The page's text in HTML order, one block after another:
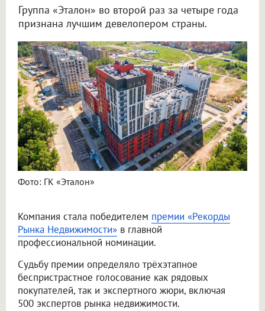
Группа «Эталон» во второй раз за четыре года
признана лучшим девелопером страны.
Фото: ГК «Эталон»
Компания стала победителем премии «Рекорды
Рынка Недвижимости» в главной
профессиональной номинации.
Судьбу премии определяло трёхэтапное
беспристрастное голосование как рядовых
покупателей, так и экспертного жюри, включая
500 экспертов рынка недвижимости.